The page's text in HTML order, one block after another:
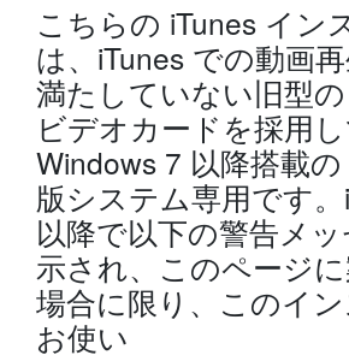
こちらの iTunes イン
は、iTunes での動画
満たしていない旧型
ビデオカードを採用
Windows 7 以降搭載
版システム専用です
以降で以下の警告メ
示され、このページ
場合に限り、このイ
お使い